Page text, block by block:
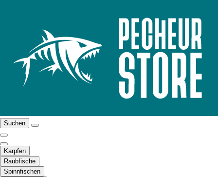
Suchen
Karpfen
Raubfische
Spinnfischen